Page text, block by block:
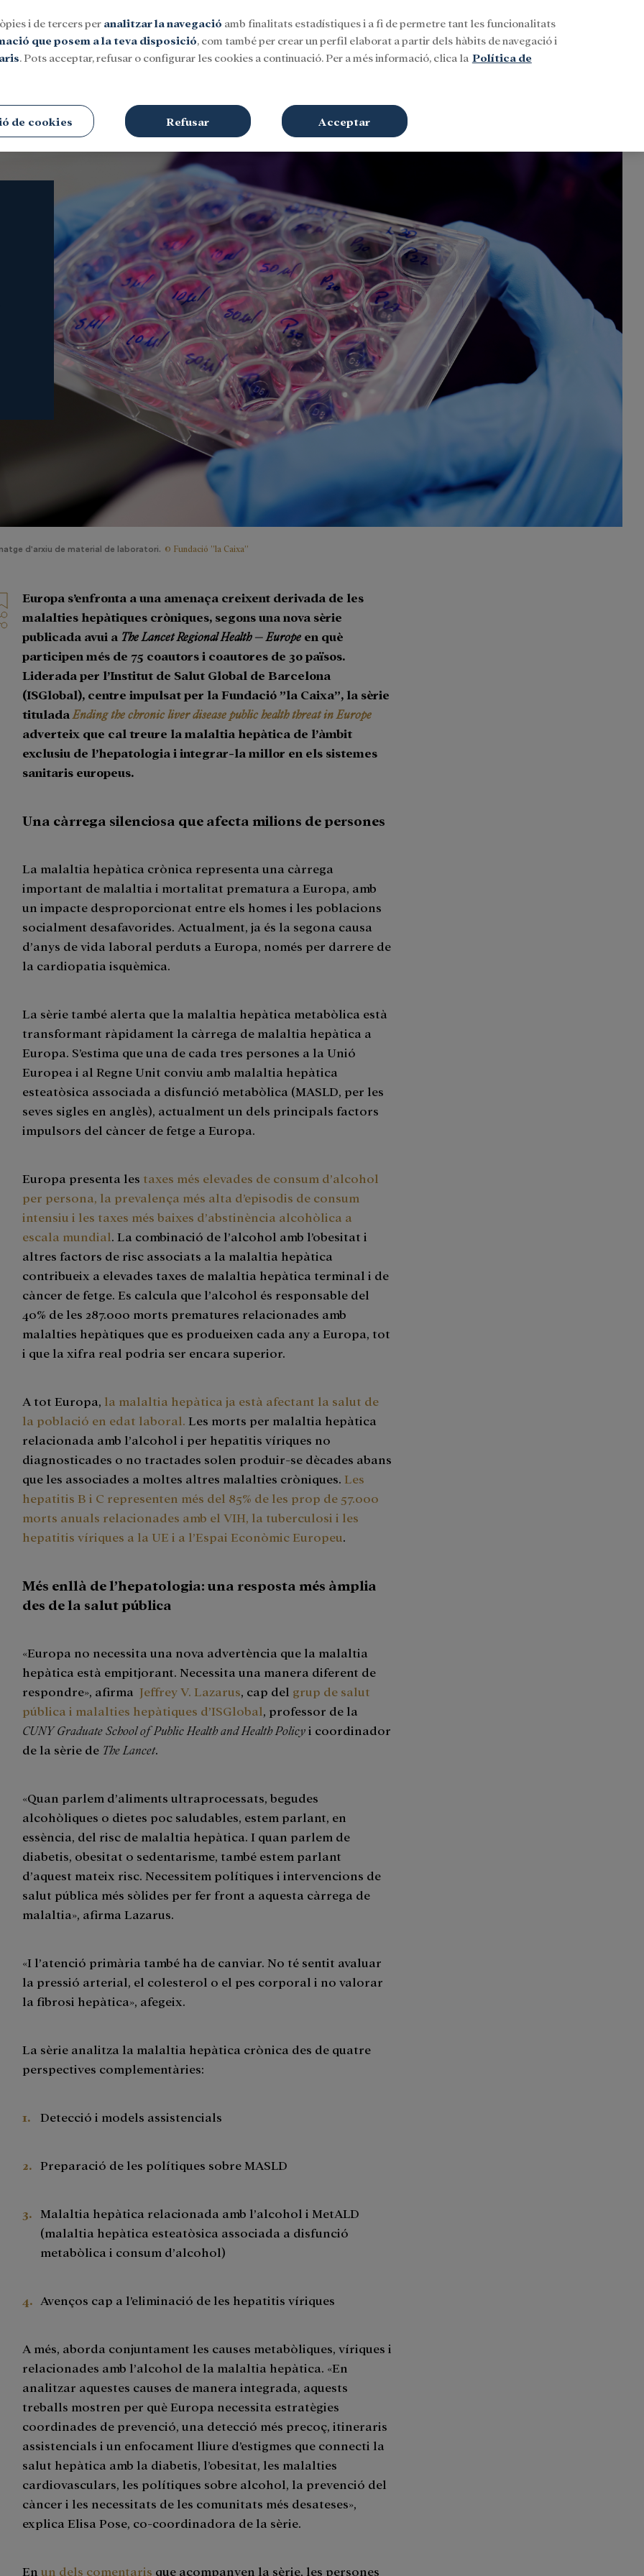
Iniciar sessió Buscar
d'arxiu de material de laboratori. © Fundació ”la Caixa”
Europa s’enfronta a una amenaça creixent derivada de les
malalties hepàtiques cròniques, segons una nova sèrie
publicada avui a The Lancet Regional Health – Europe en què
participen més de 75 coautors i coautores de 30 països.
Liderada per l’Institut de Salut Global de Barcelona
(ISGlobal), centre impulsat per la Fundació ”la Caixa”, la sèrie
tituladaEnding the chronic liver disease public health threat in Europe
adverteix que cal treure la malaltia hepàtica de l’àmbit
exclusiu de l’hepatologia i integrar-la millor en els sistemes
sanitaris europeus.
Una càrrega silenciosa que afecta milions de persones
La malaltia hepàtica crònica representa una càrrega
important de malaltia i mortalitat prematura a Europa, amb
un impacte desproporcionat entre els homes i les poblacions
socialment desafavorides. Actualment, ja és la segona causa
d’anys de vida laboral perduts a Europa, només per darrere de
la cardiopatia isquèmica.
La sèrie també alerta que la malaltia hepàtica metabòlica està
transformant ràpidament la càrrega de malaltia hepàtica a
Europa. S’estima que una de cada tres persones a la Unió
Europea i al Regne Unit conviu amb malaltia hepàtica
esteatòsica associada a disfunció metabòlica (MASLD, per les
seves sigles en anglès), actualment un dels principals factors
impulsors del càncer de fetge a Europa.
Europa presenta les taxes més elevades de consum d’alcohol
per persona, la prevalença més alta d’episodis de consum
intensiu i les taxes més baixes d’abstinència alcohòlica a
escala mundial. La combinació de l’alcohol amb l’obesitat i
altres factors de risc associats a la malaltia hepàtica
contribueix a elevades taxes de malaltia hepàtica terminal i de
càncer de fetge. Es calcula que l’alcohol és responsable del
40% de les 287.000 morts prematures relacionades amb
malalties hepàtiques que es produeixen cada any a Europa, tot
i que la xifra real podria ser encara superior.
A tot Europa, la malaltia hepàtica ja està afectant la salut de
la població en edat laboral. Les morts per malaltia hepàtica
relacionada amb l’alcohol i per hepatitis víriques no
diagnosticades o no tractades solen produir-se dècades abans
que les associades a moltes altres malalties cròniques. Les
hepatitis B i C representen més del 85% de les prop de 57.000
morts anuals relacionades amb el VIH, la tuberculosi i les
hepatitis víriques a la UE i a l’Espai Econòmic Europeu.
Més enllà de l’hepatologia: una resposta més àmplia
des de la salut pública
«Europa no necessita una nova advertència que la malaltia
hepàtica està empitjorant. Necessita una manera diferent de
respondre», afirma Jeffrey V. Lazarus, cap del grup de salut
pública i malalties hepàtiques d’ISGlobal, professor de la
CUNY Graduate School of Public Health and Health Policyi coordinador
de la sèrie de The Lancet.
«Quan parlem d’aliments ultraprocessats, begudes
alcohòliques o dietes poc saludables, estem parlant, en
essència, del risc de malaltia hepàtica. I quan parlem de
diabetis, obesitat o sedentarisme, també estem parlant
d’aquest mateix risc. Necessitem polítiques i intervencions de
salut pública més sòlides per fer front a aquesta càrrega de
malaltia», afirma Lazarus.
«I l’atenció primària també ha de canviar. No té sentit avaluar
la pressió arterial, el colesterol o el pes corporal i no valorar
la fibrosi hepàtica», afegeix.
La sèrie analitza la malaltia hepàtica crònica des de quatre
perspectives complementàries:
Detecció i models assistencials
Preparació de les polítiques sobre MASLD
Malaltia hepàtica relacionada amb l’alcohol i MetALD
(malaltia hepàtica esteatòsica associada a disfunció
metabòlica i consum d’alcohol)
Avenços cap a l’eliminació de les hepatitis víriques
A més, aborda conjuntament les causes metabòliques, víriques i
relacionades amb l’alcohol de la malaltia hepàtica. «En
analitzar aquestes causes de manera integrada, aquests
treballs mostren per què Europa necessita estratègies
coordinades de prevenció, una detecció més precoç, itineraris
assistencials i un enfocament lliure d’estigmes que connecti la
salut hepàtica amb la diabetis, l’obesitat, les malalties
cardiovasculars, les polítiques sobre alcohol, la prevenció del
càncer i les necessitats de les comunitats més desateses»,
explica Elisa Pose, co-coordinadora de la sèrie.
Enun dels comentaris que acompanyen la sèrie, les persones
i de tercers per analitzar la navegació amb finalitats estadístiques i a fi de permetre tant les funcionalitats
que posem a la teva disposició, com també per crear un perfil elaborat a partir dels hàbits de navegació i
. Pots acceptar, refusar o configurar les cookies a continuació. Per a més informació, clica la Política de
de cookies Refusar Acceptar